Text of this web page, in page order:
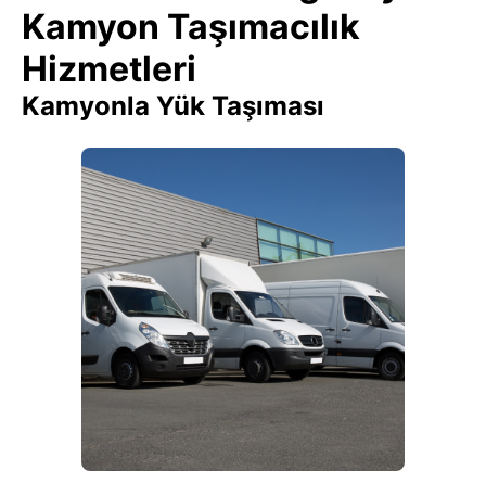
Kamyon Taşımacılık
Hizmetleri
Kamyonla Yük Taşıması